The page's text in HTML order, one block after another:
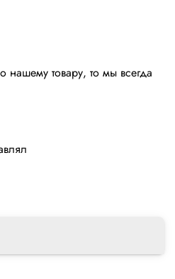
нашему товару, то мы всегда